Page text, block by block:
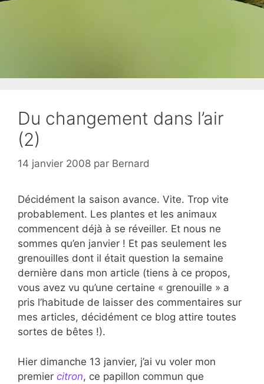
Du changement dans l’air
(2)
14 janvier 2008 par Bernard
Décidément la saison avance. Vite. Trop vite
probablement. Les plantes et les animaux
commencent déjà à se réveiller. Et nous ne
sommes qu’en janvier ! Et pas seulement les
grenouilles dont il était question la semaine
dernière dans mon article (tiens à ce propos,
vous avez vu qu’une certaine « grenouille » a
pris l’habitude de laisser des commentaires sur
mes articles, décidément ce blog attire toutes
sortes de bêtes !).
Hier dimanche 13 janvier, j’ai vu voler mon
premier citron, ce papillon commun que